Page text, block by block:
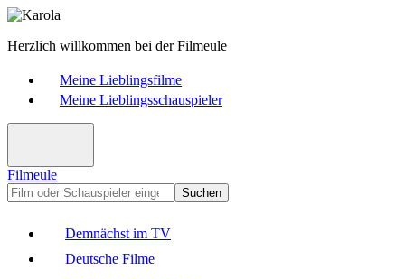
Herzlich willkommen bei der Filmeule
Meine Lieblingsfilme
Meine Lieblingsschauspieler
Filmeule
Suchen
Demnächst im TV
Deutsche Filme